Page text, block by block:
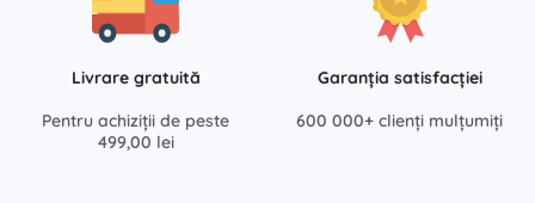
Livrare gratuită
Pentru achiziții de peste
499,00 lei
Garanția satisfacției
600 000+ clienți mulțumiți